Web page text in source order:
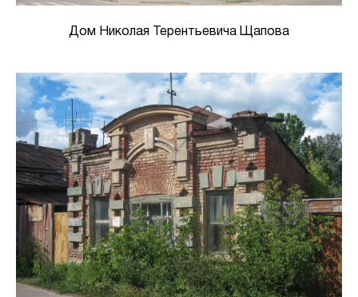
Дом Николая Терентьевича Щапова